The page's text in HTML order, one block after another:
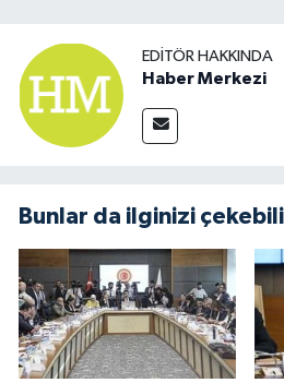
EDITÖR HAKKINDA
Haber Merkezi
Bunlar da ilginizi